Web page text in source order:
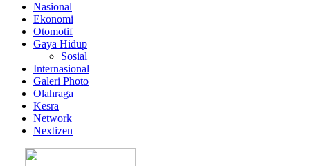
Nasional
Ekonomi
Otomotif
Gaya Hidup
Sosial
Internasional
Galeri Photo
Olahraga
Kesra
Network
Nextizen